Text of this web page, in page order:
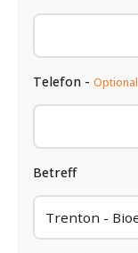
Telefon - Optional
Betreff